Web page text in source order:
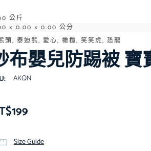
公斤
× 0.00 × 0.00 公分
頭, 泰迪熊, 愛心, 橄欖, 笑笑虎, 恐龍
布嬰兒防踢被 寶
AKQN
199
Size Guide